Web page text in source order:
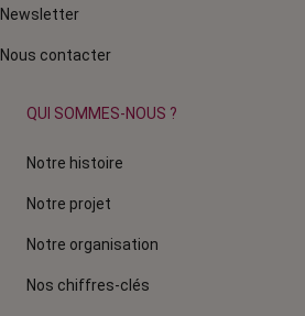
Newsletter
Nous contacter
QUI SOMMES-NOUS ?
Notre histoire
Notre projet
Notre organisation
Nos chiffres-clés